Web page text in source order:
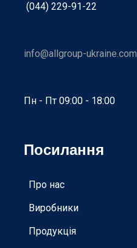
(044) 229-91-22
info@allgroup-ukraine.com
Пн - Пт 09:00 - 18:00
Посилання
Про нас
Виробники
Продукція